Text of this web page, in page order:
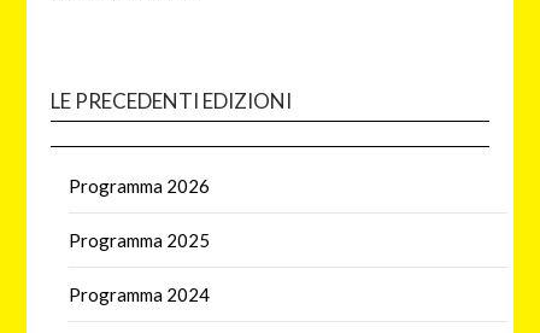
LE PRECEDENTI EDIZIONI
Programma 2026
Programma 2025
Programma 2024